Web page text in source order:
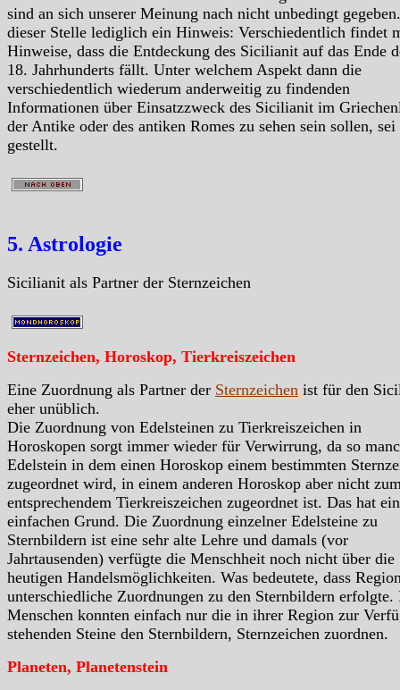
sind an sich unserer Meinung nach nicht unbedingt
dieser Stelle lediglich ein Hinweis: Verschiedentlich findet
Hinweise, dass die Entdeckung des Sicilianit auf das Ende
18. Jahrhunderts fällt. Unter welchem Aspekt dann die
verschiedentlich wiederum anderweitig zu findenden
Informationen über Einsatzzweck des Sicilianit im
der Antike oder des antiken Romes zu sehen sein sollen, sei
gestellt.
5. Astrologie
Sicilianit als Partner der Sternzeichen
Sternzeichen, Horoskop, Tierkreiszeichen
Eine Zuordnung als Partner der Sternzeichen ist für den
eher unüblich.
Die Zuordnung von Edelsteinen zu Tierkreiszeichen in
Horoskopen sorgt immer wieder für Verwirrung, da so
Edelstein in dem einen Horoskop einem bestimmten
zugeordnet wird, in einem anderen Horoskop aber nicht
entsprechendem Tierkreiszeichen zugeordnet ist. Das hat
einfachen Grund. Die Zuordnung einzelner Edelsteine zu
Sternbildern ist eine sehr alte Lehre und damals (vor
Jahrtausenden) verfügte die Menschheit noch nicht über die
heutigen Handelsmöglichkeiten. Was bedeutete, dass
unterschiedliche Zuordnungen zu den Sternbildern erfolgte.
Menschen konnten einfach nur die in ihrer Region zur
stehenden Steine den Sternbildern, Sternzeichen zuordnen.
Planeten, Planetenstein